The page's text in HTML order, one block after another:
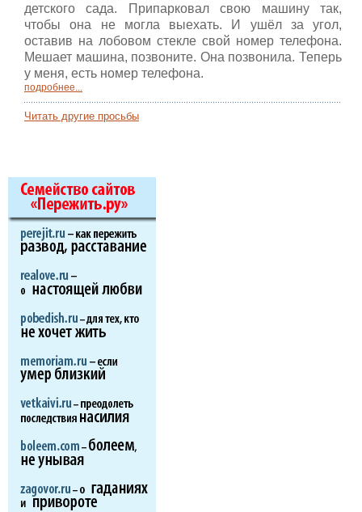
детского сада. Припарковал свою машину так,
чтобы она не могла выехать. И ушёл за угол,
оставив на лобовом стекле свой номер телефона.
Мешает машина, позвоните. Она позвонила. Теперь
у меня, есть номер телефона.
подробнее...
Читать другие просьбы